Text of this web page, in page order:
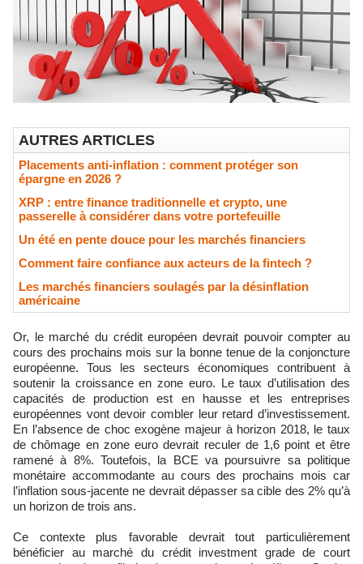
AUTRES ARTICLES
Placements anti-inflation : comment protéger son
épargne en 2026 ?
XRP : entre finance traditionnelle et crypto, une
passerelle à considérer dans votre portefeuille
Un été en pente douce pour les marchés financiers
Comment faire confiance aux acteurs de la fintech ?
Les marchés financiers soulagés par la désinflation
américaine
Or, le marché du crédit européen devrait pouvoir compter au
cours des prochains mois sur la bonne tenue de la conjoncture
européenne. Tous les secteurs économiques contribuent à
soutenir la croissance en zone euro. Le taux d’utilisation des
capacités de production est en hausse et les entreprises
européennes vont devoir combler leur retard d’investissement.
En l’absence de choc exogène majeur à horizon 2018, le taux
de chômage en zone euro devrait reculer de 1,6 point et être
ramené à 8%. Toutefois, la BCE va poursuivre sa politique
monétaire accommodante au cours des prochains mois car
l’inflation sous-jacente ne devrait dépasser sa cible des 2% qu’à
un horizon de trois ans.
Ce contexte plus favorable devrait tout particulièrement
bénéficier au marché du crédit investment grade de court